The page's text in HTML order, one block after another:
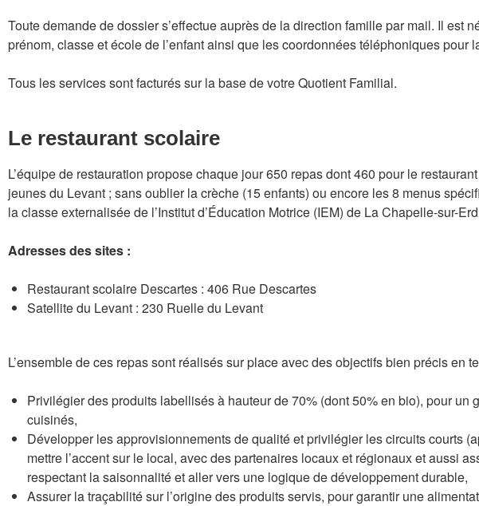
Toute demande de dossier s’effectue auprès de la direction famille par mail. Il est
prénom, classe et école de l’enfant ainsi que les coordonnées téléphoniques pour
Tous les services sont facturés sur la base de votre Quotient Familial.
Le restaurant scolaire
L’équipe de restauration propose chaque jour 650 repas dont 460 pour le
jeunes du Levant ; sans oublier la crèche (15 enfants) ou encore les 8 menus
la classe externalisée de l’Institut d’Éducation Motrice (IEM) de La Chapelle-sur-
Adresses des sites :
Restaurant scolaire Descartes : 406 Rue Descartes
Satellite du Levant : 230 Ruelle du Levant
L’ensemble de ces repas sont réalisés sur place avec des objectifs bien précis en
Privilégier des produits labellisés à hauteur de 70% (dont 50% en bio), pour un
cuisinés,
Développer les approvisionnements de qualité et privilégier les circuits courts
mettre l’accent sur le local, avec des partenaires locaux et régionaux et aussi
respectant la saisonnalité et aller vers une logique de développement durable,
Assurer la traçabilité sur l’origine des produits servis, pour garantir une